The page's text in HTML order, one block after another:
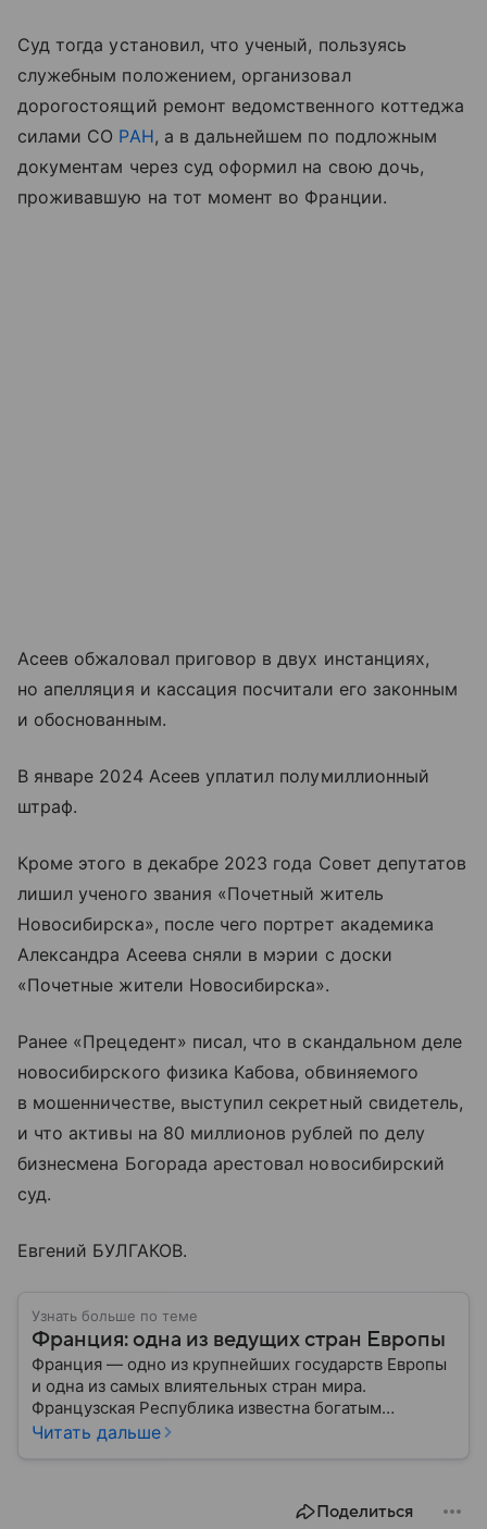
Суд тогда установил, что ученый, пользуясь
служебным положением, организовал
дорогостоящий ремонт ведомственного коттеджа
силами СО РАН, а в дальнейшем по подложным
документам через суд оформил на свою дочь,
проживавшую на тот момент во Франции.
Асеев обжаловал приговор в двух инстанциях,
но апелляция и кассация посчитали его законным
и обоснованным.
В январе 2024 Асеев уплатил полумиллионный
штраф.
Кроме этого в декабре 2023 года Совет депутатов
лишил ученого звания «Почетный житель
Новосибирска», после чего портрет академика
Александра Асеева сняли в мэрии с доски
«Почетные жители Новосибирска».
Ранее «Прецедент» писал, что в скандальном деле
новосибирского физика Кабова, обвиняемого
в мошенничестве, выступил секретный свидетель,
и что активы на 80 миллионов рублей по делу
бизнесмена Богорада арестовал новосибирский
суд.
Евгений БУЛГАКОВ.
Узнать больше по теме
Франция: одна из ведущих стран Европы
Франция — одно из крупнейших государств Европы
и одна из самых влиятельных стран мира.
Французская Республика известна богатым
культурным наследием, развитой экономикой,
Читать дальше
Поделиться